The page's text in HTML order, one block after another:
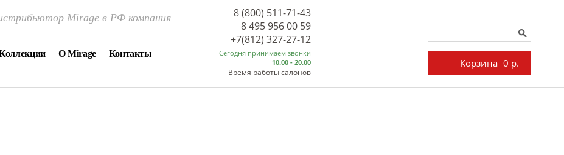
Mirage в РФ компания
О Mirage Контакты
8 (800) 511-71-43
8 495 956 00 59
Сегодня принимаем звонки
10.00 - 20.00
Время работы салонов
+7(812) 327-27-12
Корзина 0 р.